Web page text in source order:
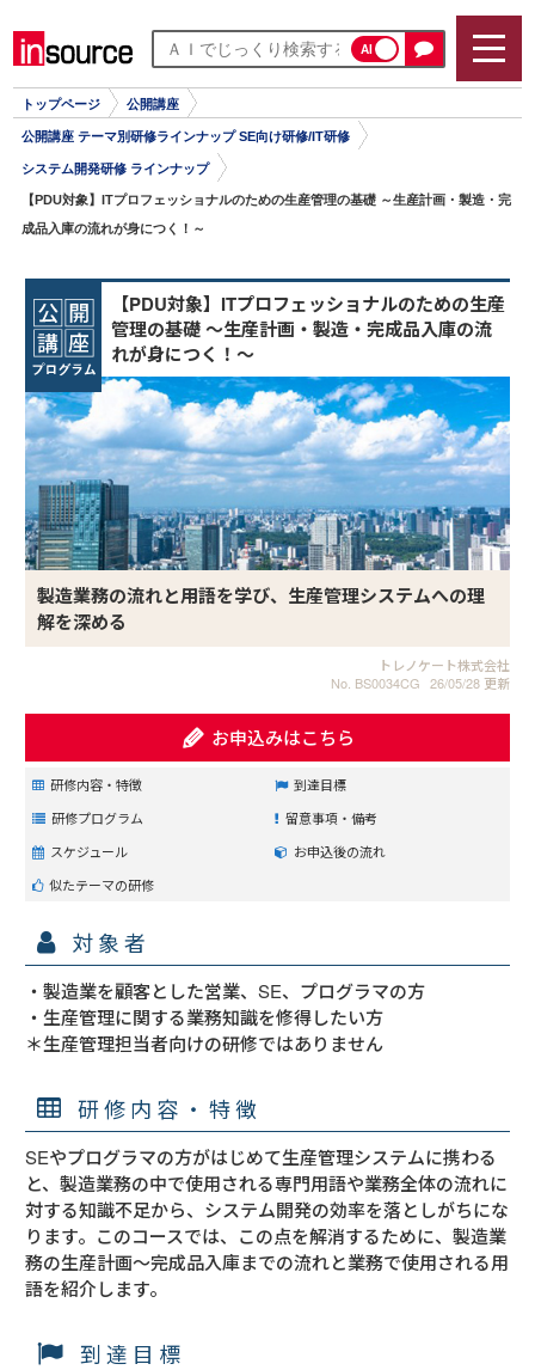
AI
トップページ 公開講座
公開講座 テーマ別研修ラインナップ SE向け研修/IT研修
システム開発研修 ラインナップ
【PDU対象】ITプロフェッショナルのための生産管理の基礎 ～生産計画・製造・完
成品入庫の流れが身につく！～
【PDU対象】ITプロフェッショナルのための生産
管理の基礎 ～生産計画・製造・完成品入庫の流
れが身につく！～
製造業務の流れと用語を学び、生産管理システムへの理
解を深める
トレノケート株式会社
No. BS0034CG 26/05/28 更新
お申込みはこちら
研修内容・特徴
到達目標
研修プログラム
留意事項・備考
スケジュール
お申込後の流れ
似たテーマの研修
対象者
・製造業を顧客とした営業、SE、プログラマの方
・生産管理に関する業務知識を修得したい方
＊生産管理担当者向けの研修ではありません
研修内容・特徴
SEやプログラマの方がはじめて生産管理システムに携わる
と、製造業務の中で使用される専門用語や業務全体の流れに
対する知識不足から、システム開発の効率を落としがちにな
ります。このコースでは、この点を解消するために、製造業
務の生産計画～完成品入庫までの流れと業務で使用される用
語を紹介します。
到達目標